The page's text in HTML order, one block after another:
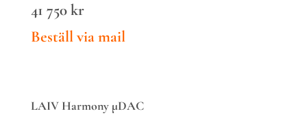
41 750kr
Beställ via mail
LAIV Harmony μDAC